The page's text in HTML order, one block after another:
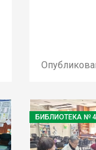
БИБЛИОТЕКА № 4